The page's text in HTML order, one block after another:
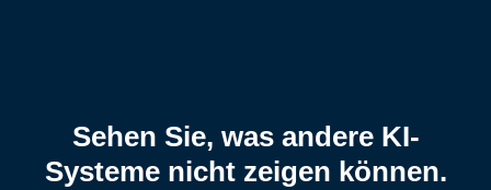
Sehen Sie, was andere KI-
Systeme nicht zeigen können.